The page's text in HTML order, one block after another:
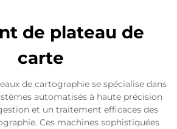
de plateau de
carte
de cartographie se spécialise dans
automatisés à haute précision
et un traitement efficaces des
Ces machines sophistiquées